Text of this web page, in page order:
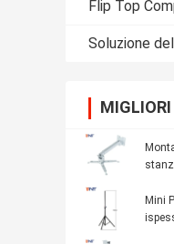
Flip Top
Soluzione
Mini